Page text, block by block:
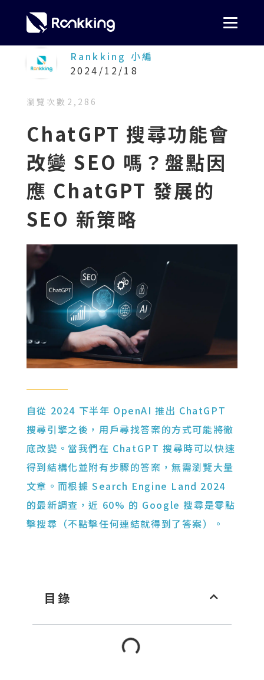
Rankking 小編
2024/12/18
瀏覽次數 2,286
ChatGPT 搜尋功能會
改變 SEO 嗎？盤點因
應 ChatGPT 發展的
SEO 新策略
自從 2024 下半年 OpenAI 推出 ChatGPT
搜尋引擎之後，用戶尋找答案的方式可能將徹
底改變。當我們在 ChatGPT 搜尋時可以快速
得到結構化並附有步驟的答案，無需瀏覽大量
文章。而根據 Search Engine Land 2024
的最新調查，近 60% 的 Google 搜尋是零點
擊搜尋（不點擊任何連結就得到了答案）。
目錄